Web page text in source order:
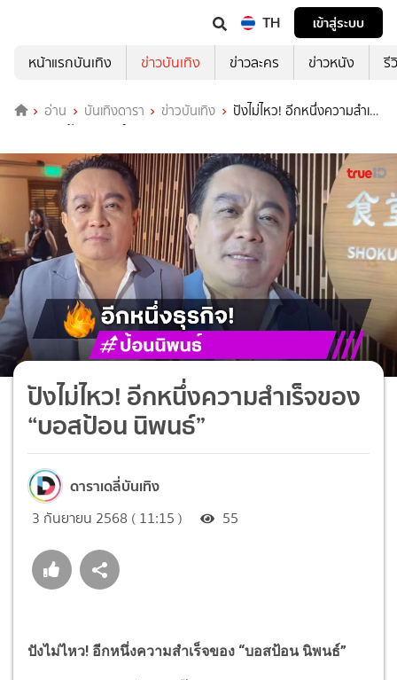
TH
เข้าสู่ระบบ
หน้าแรกบันเทิง
ข่าวบันเทิง ข่าวละคร ข่าวหนัง รี
อ่าน บันเทิงดารา ข่าวบันเทิง
ปังไม่ไหว! อีกหนึ่งความสำเร็จ
ของ “บอสป้อน นิพนธ์”
ปังไม่ไหว! อีกหนึ่งความสำเร็จของ
“บอสป้อน นิพนธ์”
ดาราเดลี่บันเทิง
3 กันยายน 2568 ( 11:15 ) 55
ปังไม่ไหว! อีกหนึ่งความสำเร็จของ “บอสป้อน นิพนธ์”